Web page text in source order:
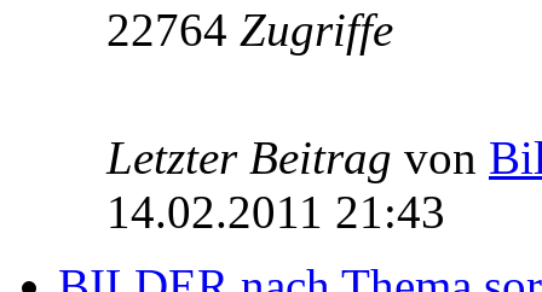
22764 Zugriffe
Letzter Beitrag von
14.02.2011 21:43